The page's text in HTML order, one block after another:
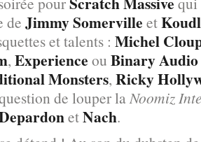
de Jimmy Somerville et
et talents : Michel
, Experience ou Binary
Monsters, Ricky
de louper laNoomiz
etNach.